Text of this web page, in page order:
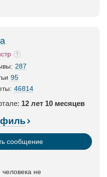
287
95
46814
12 лет 10 месяцев
сообщение
человека не